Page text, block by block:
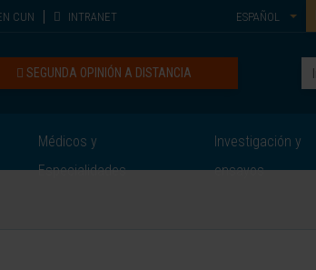
CUN INTRANET ESPAÑOL
SEGUNDA OPINIÓN A DISTANCIA
Médicos y
Especialidades
Investigación y
ensayos